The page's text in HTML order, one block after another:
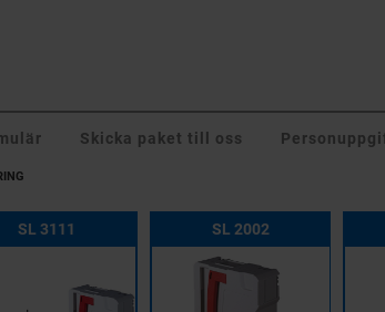
Skicka paket till oss
SL 3111 SL 2002